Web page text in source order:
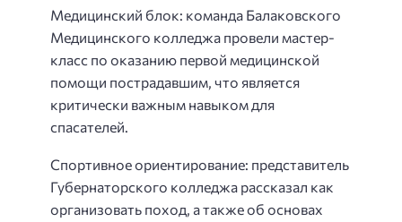
Медицинский блок: команда Балаковского
Медицинского колледжа провели мастер-
класс по оказанию первой медицинской
помощи пострадавшим, что является
критически важным навыком для
спасателей.
Спортивное ориентирование: представитель
Губернаторского колледжа рассказал как
организовать поход, а также об основах